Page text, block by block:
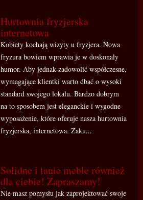
Hurtownia fryzjerska
internetowa
Kobiety kochają wizyty u fryzjera. Nowa
fryzura bowiem wprawia je w doskonały
humor. Aby jednak zadowolić współczesne,
wymagające klientki warto dbać o wysoki
standard swojego lokalu. Bardzo dobrym
na to sposobem jest eleganckie i wygodne
wyposażenie, które oferuje nasza hurtownia
fryzjerska, internetowa. Zaku...
Solidne i tanie meble również
dla ciebie! Zapraszamy!
Nie masz pomysłu jak zaprojektować swoje